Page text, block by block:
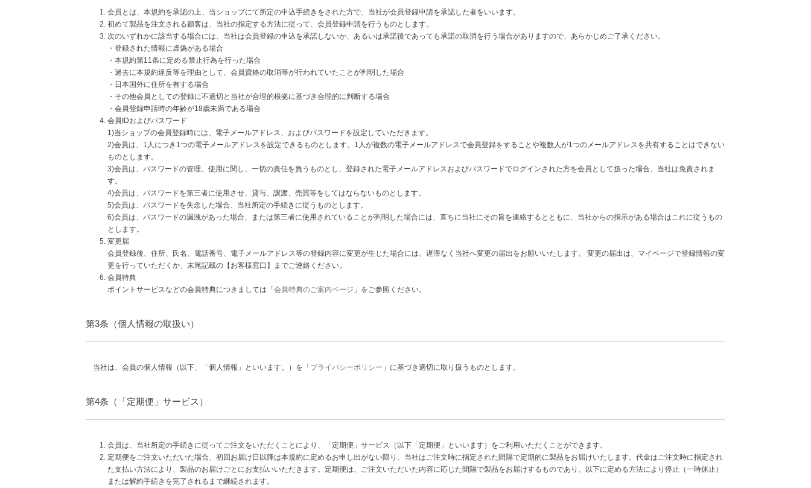
会員とは、本規約を承認の上、当ショップにて所定の申込手続きをされた方で、当社が会員登録申請を承認した者をいいます。
初めて製品を注文される顧客は、当社の指定する方法に従って、会員登録申請を行うものとします。
次のいずれかに該当する場合には、当社は会員登録の申込を承諾しないか、あるいは承諾後であっても承諾の取消を行う場合がありますので、あらかじめご了承ください。
・登録された情報に虚偽がある場合
・本規約第11条に定める禁止行為を行った場合
・過去に本規約違反等を理由として、会員資格の取消等が行われていたことが判明した場合
・日本国外に住所を有する場合
・その他会員としての登録に不適切と当社が合理的根拠に基づき合理的に判断する場合
・会員登録申請時の年齢が18歳未満である場合
会員IDおよびパスワード
1)当ショップの会員登録時には、電子メールアドレス、およびパスワードを設定していただきます。
2)会員は、1人につき1つの電子メールアドレスを設定できるものとします。1人が複数の電子メールアドレスで会員登録をすることや複数人が1つのメールアドレスを共有することはできない
ものとします。
3)会員は、パスワードの管理、使用に関し、一切の責任を負うものとし、登録された電子メールアドレスおよびパスワードでログインされた方を会員として扱った場合、当社は免責されま
す。
4)会員は、パスワードを第三者に使用させ、貸与、譲渡、売買等をしてはならないものとします。
5)会員は、パスワードを失念した場合、当社所定の手続きに従うものとします。
6)会員は、パスワードの漏洩があった場合、または第三者に使用されていることが判明した場合には、直ちに当社にその旨を連絡するとともに、当社からの指示がある場合はこれに従うもの
とします。
変更届
会員登録後、住所、氏名、電話番号、電子メールアドレス等の登録内容に変更が生じた場合には、遅滞なく当社へ変更の届出をお願いいたします。 変更の届出は、マイページで登録情報の変
更を行っていただくか、末尾記載の【お客様窓口】までご連絡ください。
会員特典
ポイントサービスなどの会員特典につきましては「 会員特典のご案内ページ 」をご参照ください。
第3条（個人情報の取扱い）
当社は、会員の個人情報（以下、「個人情報」といいます。）を「 プライバシーポリシー 」に基づき適切に取り扱うものとします。
第4条（「定期便」サービス）
会員は、当社所定の手続きに従ってご注文をいただくことにより、「定期便」サービス（以下「定期便」といいます）をご利用いただくことができます。
定期便をご注文いただいた場合、初回お届け日以降は本規約に定めるお申し出がない限り、当社はご注文時に指定された間隔で定期的に製品をお届けいたします。代金はご注文時に指定され
た支払い方法により、製品のお届けごとにお支払いいただきます。定期便は、ご注文いただいた内容に応じた間隔で製品をお届けするものであり、以下に定める方法により停止（一時休止）
または解約手続きを完了されるまで継続されます。